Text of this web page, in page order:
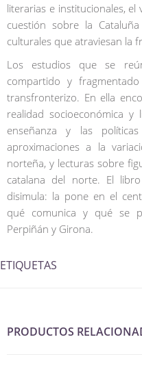
literarias e institucionales,
cuestión sobre la
culturales que atraviesan la
Los estudios que se
compartido y
transfronterizo. En ella
realidad socioeconómica y
enseñanza y las
aproximaciones a la
norteña, y lecturas sobre
catalana del norte. El
disimula: la pone en el
qué comunica y qué se
Perpiñán y Girona.
ETIQUETAS
PRODUCTOS